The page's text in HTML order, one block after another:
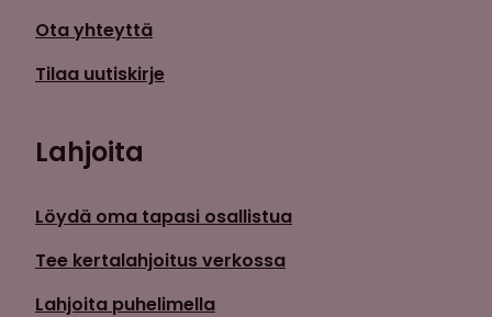
Ota yhteyttä
Tilaa uutiskirje
Lahjoita
Löydä oma tapasi osallistua
Tee kertalahjoitus verkossa
Lahjoita puhelimella